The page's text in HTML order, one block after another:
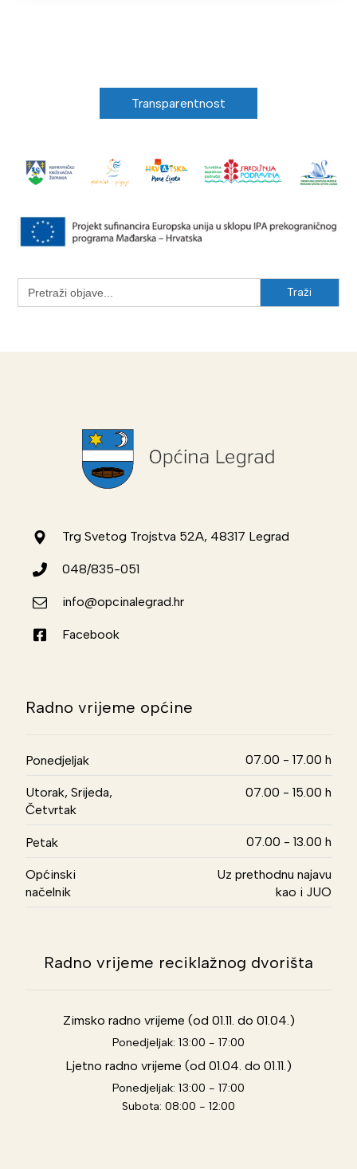
Transparentnost
Search
for:
Trg Svetog Trojstva 52A, 48317 Legrad
048/835-051
info@opcinalegrad.hr
Facebook
Radno vrijeme općine
Ponedjeljak 07.00 - 17.00 h
Utorak, Srijeda,
Četvrtak
07.00 - 15.00 h
Petak 07.00 - 13.00 h
Općinski
načelnik
Uz prethodnu najavu
kao i JUO
Radno vrijeme reciklažnog dvorišta
Zimsko radno vrijeme (od 01.11. do 01.04.)
Ponedjeljak: 13:00 - 17:00
Ljetno radno vrijeme (od 01.04. do 01.11.)
Ponedjeljak: 13:00 - 17:00
Subota: 08:00 - 12:00